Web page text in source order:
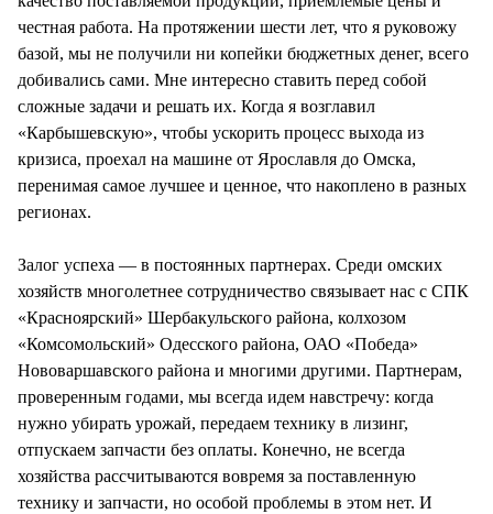
честная работа. На протяжении шести лет, что я руковожу
базой, мы не получили ни копейки бюджетных денег, всего
добивались сами. Мне интересно ставить перед собой
сложные задачи и решать их. Когда я возглавил
«Карбышевскую», чтобы ускорить процесс выхода из
кризиса, проехал на машине от Ярославля до Омска,
перенимая самое лучшее и ценное, что накоплено в разных
регионах.
Залог успеха — в постоянных партнерах. Среди омских
хозяйств многолетнее сотрудничество связывает нас с СПК
«Красноярский» Шербакульского района, колхозом
«Комсомольский» Одесского района, ОАО «Победа»
Нововаршавского района и многими другими. Партнерам,
проверенным годами, мы всегда идем навстречу: когда
нужно убирать урожай, передаем технику в лизинг,
отпускаем запчасти без оплаты. Конечно, не всегда
хозяйства рассчитываются вовремя за поставленную
технику и запчасти, но особой проблемы в этом нет. И